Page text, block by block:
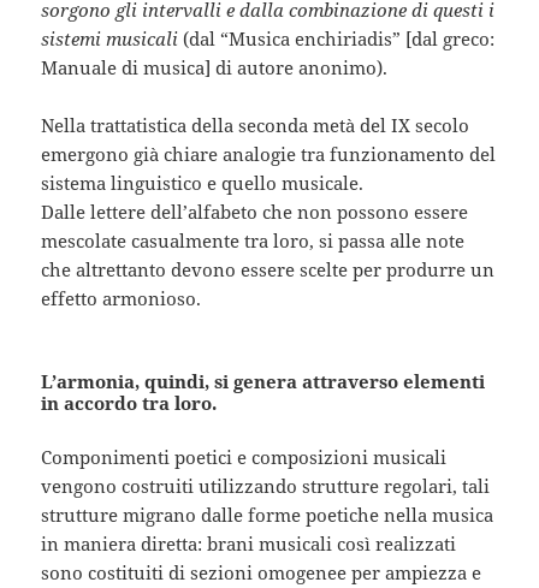
sorgono gli intervalli e dalla combinazione di questi i
sistemi musicali (dal “Musica enchiriadis” [dal greco:
Manuale di musica] di autore anonimo).
Nella trattatistica della seconda metà del IX secolo
emergono già chiare analogie tra funzionamento del
sistema linguistico e quello musicale.
Dalle lettere dell’alfabeto che non possono essere
mescolate casualmente tra loro, si passa alle note
che altrettanto devono essere scelte per produrre un
effetto armonioso.
L’armonia, quindi, si genera attraverso elementi
in accordo tra loro.
Componimenti poetici e composizioni musicali
vengono costruiti utilizzando strutture regolari, tali
strutture migrano dalle forme poetiche nella musica
in maniera diretta: brani musicali così realizzati
sono costituiti di sezioni omogenee per ampiezza e